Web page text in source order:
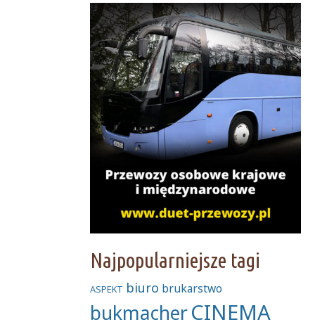
Najpopularniejsze tagi
ASPEKT biuro brukarstwo
bukmacherCINEMA